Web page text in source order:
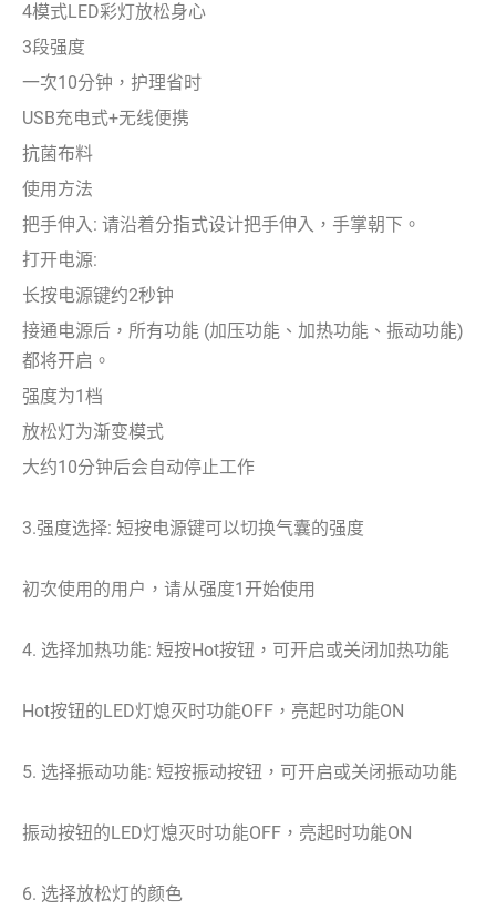
4模式LED彩灯放松身心
3段强度
一次10分钟，护理省时
USB充电式+无线便携
抗菌布料
使用方法
把手伸入: 请沿着分指式设计把手伸入，手掌朝下。
打开电源:
长按电源键约2秒钟
接通电源后，所有功能 (加压功能、加热功能、振动功能)
都将开启。
强度为1档
放松灯为渐变模式
大约10分钟后会自动停止工作
3.强度选择: 短按电源键可以切换气囊的强度
初次使用的用户，请从强度1开始使用
4. 选择加热功能: 短按Hot按钮，可开启或关闭加热功能
Hot按钮的LED灯熄灭时功能OFF，亮起时功能ON
5. 选择振动功能: 短按振动按钮，可开启或关闭振动功能
振动按钮的LED灯熄灭时功能OFF，亮起时功能ON
6. 选择放松灯的颜色